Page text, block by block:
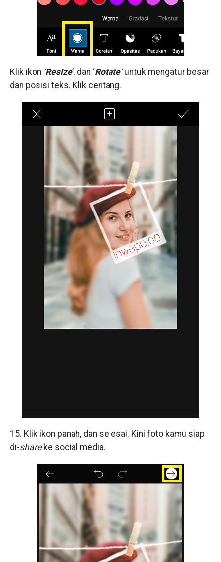
Klik ikon ‘Resize’, dan ‘Rotate’untuk mengatur besar
dan posisi teks. Klik centang.
15. Klik ikon panah, dan selesai. Kini foto kamu siap
di-shareke social media.